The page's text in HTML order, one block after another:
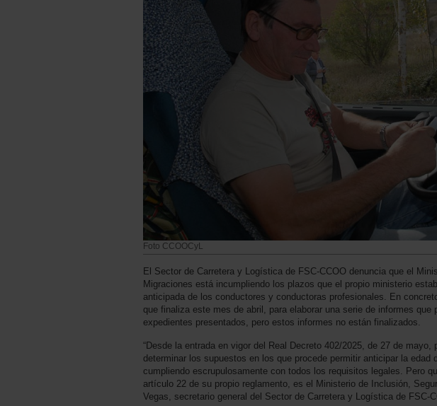
Foto CCOOCyL
El Sector de Carretera y Logística de FSC-CCOO denuncia que el
Migraciones está incumpliendo los plazos que el propio ministerio
anticipada de los conductores y conductoras profesionales. En
que finaliza este mes de abril, para elaborar una serie de informes que
expedientes presentados, pero estos informes no están finalizados.
“Desde la entrada en vigor del Real Decreto 402/2025, de 27 de
determinar los supuestos en los que procede permitir anticipar la edad
cumpliendo escrupulosamente con todos los requisitos legales. Pero
artículo 22 de su propio reglamento, es el Ministerio de Inclusión,
Vegas, secretario general del Sector de Carretera y Logística de FSC-